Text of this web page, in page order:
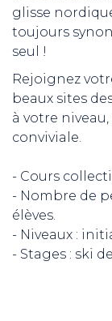
glisse
toujours
seul !
Rejoignez
beaux sites
à votre
conviviale.
- Cours
- Nombre de
élèves.
- Niveaux :
- Stages : ski